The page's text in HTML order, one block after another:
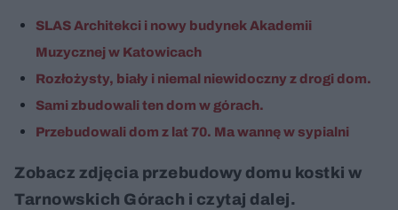
SLAS Architekci i nowy budynek Akademii
Muzycznej w Katowicach
Rozłożysty, biały i niemal niewidoczny z drogi dom.
Sami zbudowali ten dom w górach.
Przebudowali dom z lat 70. Ma wannę w sypialni
Zobacz zdjęcia przebudowy domu kostki w
Tarnowskich Górach i czytaj dalej.